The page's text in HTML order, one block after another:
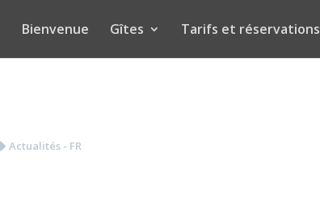
Bienvenue Gîtes Tarifs et réservations
Actualités - FR